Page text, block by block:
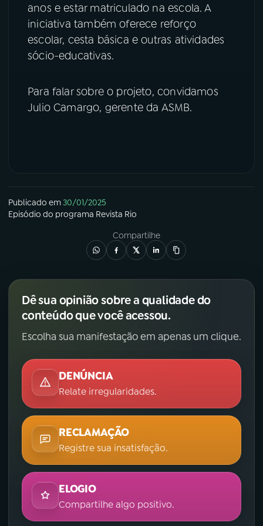
YouTube Facebook
Instagram X
anos e estar matriculado na escola. A
iniciativa também oferece reforço
escolar, cesta básica e outras atividades
sócio-educativas.
Para falar sobre o projeto, convidamos
Julio Camargo, gerente da ASMB.
Publicado em30/01/2025
Episódio do programa Revista Rio
Compartilhe
Dê sua opinião sobre a qualidade do
conteúdo que você acessou.
Escolha sua manifestação em apenas um clique.
DENÚNCIA
Relate irregularidades.
RECLAMAÇÃO
Registre sua insatisfação.
ELOGIO
Compartilhe algo positivo.